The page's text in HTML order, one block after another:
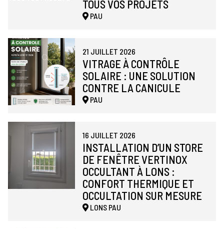
TOUS VOS PROJETS
PAU
21 JUILLET 2026
VITRAGE À CONTRÔLE
SOLAIRE : UNE SOLUTION
CONTRE LA CANICULE
PAU
16 JUILLET 2026
INSTALLATION D’UN STORE
DE FENÊTRE VERTINOX
OCCULTANT À LONS :
CONFORT THERMIQUE ET
OCCULTATION SUR MESURE
LONS PAU